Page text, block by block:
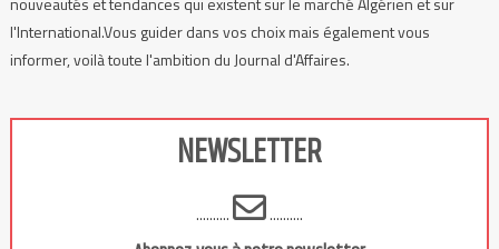
l'International.Vous guider dans vos choix mais également vous
informer, voilà toute l'ambition du Journal d'Affaires.
NEWSLETTER
.......... ..........